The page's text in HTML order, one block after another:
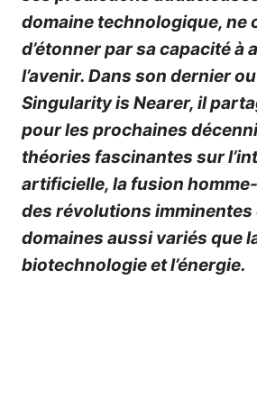
domaine technologique, ne
d’étonner par sa capacité à
l’avenir. Dans son dernier
Singularity is Nearer, il
pour les prochaines
théories fascinantes sur
artificielle, la fusion
des révolutions imminentes
domaines aussi variés que
biotechnologie et l’énergie.